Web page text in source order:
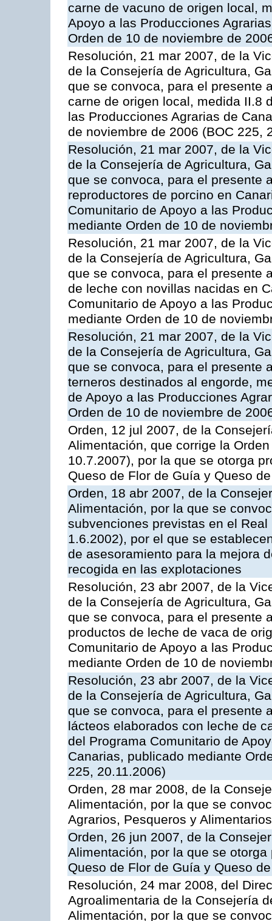
carne de vacuno de origen local,
Apoyo a las Producciones
Orden de 10 de noviembre de
Resolución, 21 mar 2007, de la
de la Consejería de Agricultura,
que se convoca, para el presente
carne de origen local, medida II.8
las Producciones Agrarias de
de noviembre de 2006 (BOC 225,
Resolución, 21 mar 2007, de la
de la Consejería de Agricultura,
que se convoca, para el presente
reproductores de porcino en
Comunitario de Apoyo a las
mediante Orden de 10 de
Resolución, 21 mar 2007, de la
de la Consejería de Agricultura,
que se convoca, para el presente
de leche con novillas nacidas en
Comunitario de Apoyo a las
mediante Orden de 10 de
Resolución, 21 mar 2007, de la
de la Consejería de Agricultura,
que se convoca, para el presente
terneros destinados al engorde,
de Apoyo a las Producciones
Orden de 10 de noviembre de
Orden, 12 jul 2007, de la
Alimentación, que corrige la
10.7.2007), por la que se otorga
Queso de Flor de Guía y Queso
Orden, 18 abr 2007, de la
Alimentación, por la que se
subvenciones previstas en el
1.6.2002), por el que se
de asesoramiento para la mejora
recogida en las explotaciones
Resolución, 23 abr 2007, de la
de la Consejería de Agricultura,
que se convoca, para el presente
productos de leche de vaca de
Comunitario de Apoyo a las
mediante Orden de 10 de
Resolución, 23 abr 2007, de la
de la Consejería de Agricultura,
que se convoca, para el presente
lácteos elaborados con leche de
del Programa Comunitario de
Canarias, publicado mediante
225, 20.11.2006)
Orden, 28 mar 2008, de la
Alimentación, por la que se
Agrarios, Pesqueros y
Orden, 26 jun 2007, de la
Alimentación, por la que se
Queso de Flor de Guía y Queso
Resolución, 24 mar 2008, del
Agroalimentaria de la Consejería
Alimentación, por la que se